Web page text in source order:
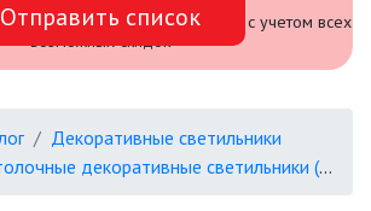
САДОВЫЙ ИНВЕНТАРЬ И
ИНСТРУМЕНТЫ
СВЕТИЛЬНИКИ «GEOMETRIA»
нам и мы посчитаем стоимость с учетом всех
возможных скидок
Отправить список
Декоративные светильники
декоративные светильники (SPB-6)